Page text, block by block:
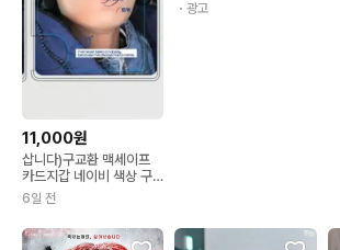
11,000원
삽니다)구교환 맥세이프
카드지갑 네이비 색상 구
해요!
6일 전
・광고